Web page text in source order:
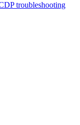
troubleshooting